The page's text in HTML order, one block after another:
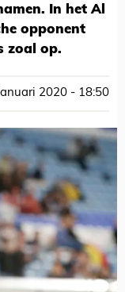
In het Al
opponent
zoal op.
2020 - 18:50